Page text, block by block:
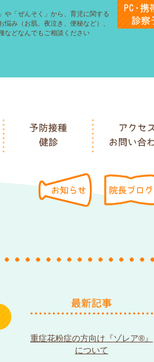
や「ぜんそく」から、育児に関する
悩み（お肌、夜泣き、便秘など）、
などなんでもご相談ください
重症花粉症の方向け『ゾレア®』
について